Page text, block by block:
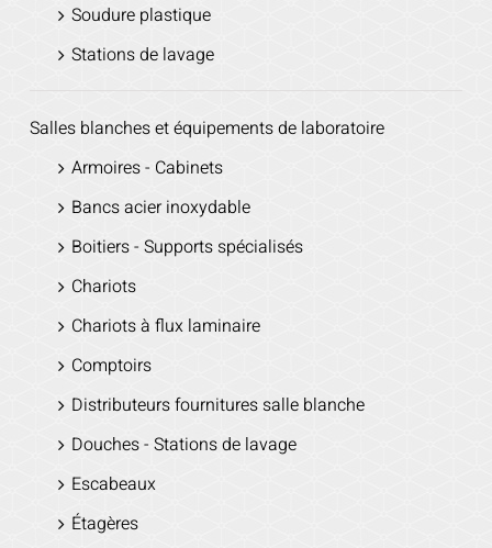
Soudure plastique
Stations de lavage
Salles blanches et équipements de laboratoire
Armoires - Cabinets
Bancs acier inoxydable
Boitiers - Supports spécialisés
Chariots
Chariots à flux laminaire
Comptoirs
Distributeurs fournitures salle blanche
Douches - Stations de lavage
Escabeaux
Étagères